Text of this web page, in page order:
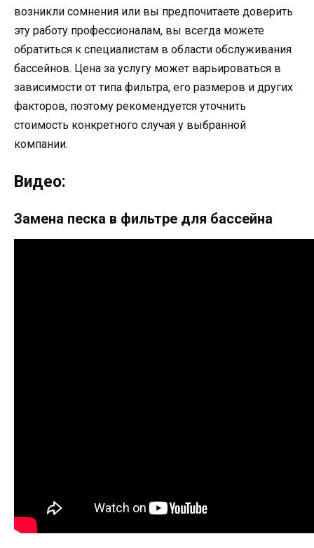
возникли сомнения или вы предпочитаете доверить
эту работу профессионалам, вы всегда можете
обратиться к специалистам в области обслуживания
бассейнов. Цена за услугу может варьироваться в
зависимости от типа фильтра, его размеров и других
факторов, поэтому рекомендуется уточнить
стоимость конкретного случая у выбранной
компании.
Видео:
Замена песка в фильтре для бассейна